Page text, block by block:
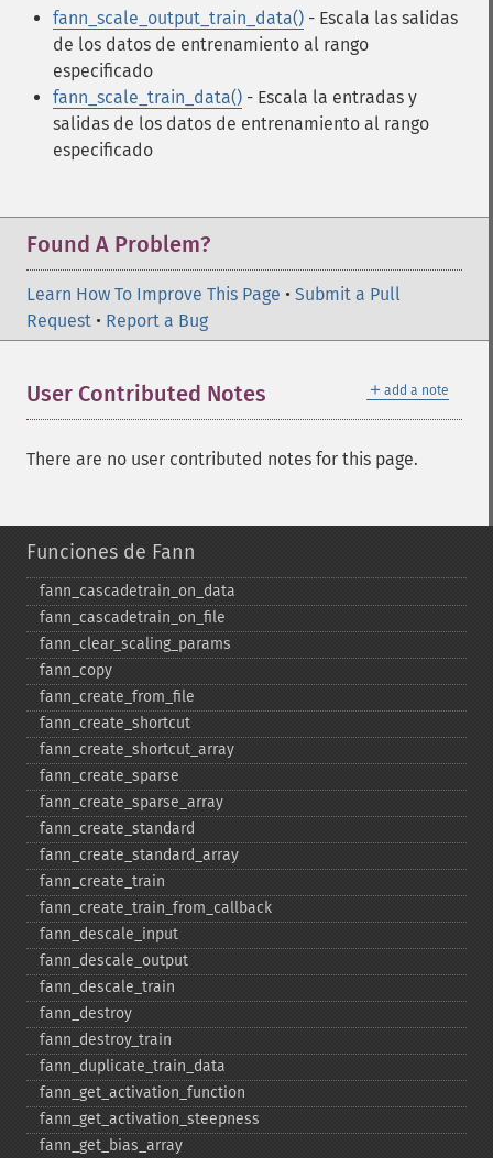
fann_scale_output_train_data() - Escala las salidas
de los datos de entrenamiento al rango
especificado
fann_scale_train_data() - Escala la entradas y
salidas de los datos de entrenamiento al rango
especificado
Found A Problem?
Learn How To Improve This Page • Submit a Pull
Request • Report a Bug
＋ add a note
User Contributed Notes
There are no user contributed notes for this page.
Funciones de Fann
fann_​cascadetrain_​on_​data
fann_​cascadetrain_​on_​file
fann_​clear_​scaling_​params
fann_​copy
fann_​create_​from_​file
fann_​create_​shortcut
fann_​create_​shortcut_​array
fann_​create_​sparse
fann_​create_​sparse_​array
fann_​create_​standard
fann_​create_​standard_​array
fann_​create_​train
fann_​create_​train_​from_​callback
fann_​descale_​input
fann_​descale_​output
fann_​descale_​train
fann_​destroy
fann_​destroy_​train
fann_​duplicate_​train_​data
fann_​get_​activation_​function
fann_​get_​activation_​steepness
fann_​get_​bias_​array